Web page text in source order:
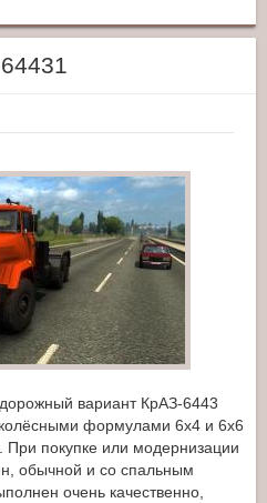
вариант КрАЗ-6443
формулами 6x4 и 6x6
При покупке или модернизации
обычной и со спальным
очень качественно,